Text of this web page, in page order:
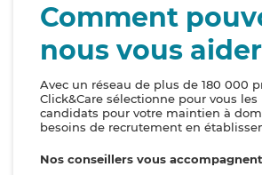
Comment
nous vous
Avec un réseau de plus de 180 000
Click&Care sélectionne pour vous
candidats pour votre maintien à
besoins de recrutement en
Nos conseillers vous